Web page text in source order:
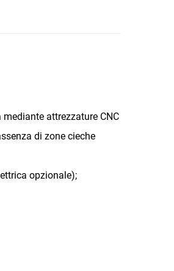
attrezzature CNC
di zone cieche
opzionale);